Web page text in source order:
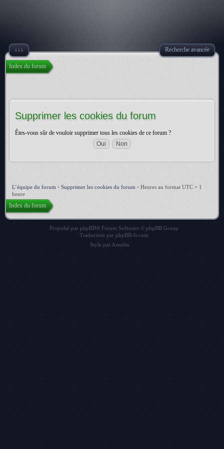
↓↓↓ Recherche avancée
Index du forum
Supprimer les cookies du forum
Êtes-vous sûr de vouloir supprimer tous les cookies de ce forum ?
L’équipe du forum • Supprimer les cookies du forum • Heures au format UTC + 1
heure
Index du forum
Propulsé par phpBB® Forum Software © phpBB Group
Traduction par phpBB-fr.com
Style par Artodia